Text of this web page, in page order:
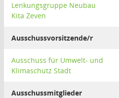
Lenkungsgruppe Neubau
Kita Zeven
Ausschussvorsitzende/r
Ausschuss für Umwelt- und
Klimaschutz Stadt
Ausschussmitglieder